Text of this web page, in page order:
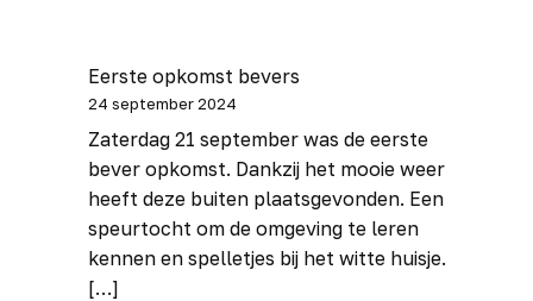
Eerste opkomst bevers
24 september 2024
Zaterdag 21 september was de eerste
bever opkomst. Dankzij het mooie weer
heeft deze buiten plaatsgevonden. Een
speurtocht om de omgeving te leren
kennen en spelletjes bij het witte huisje.
[…]